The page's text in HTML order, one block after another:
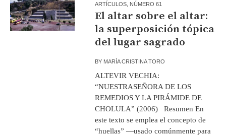
ARTÍCULOS NÚMERO 61
El altar sobre el altar:
la superposición tópica
del lugar sagrado
BY MARÍA CRISTINA TORO
ALTEVIR VECHIA:
“NUESTRASEÑORA DE LOS
REMEDIOS Y LA PIRÁMIDE DE
CHOLULA” (2006) Resumen En
este texto se emplea el concepto de
“huellas” —usado comúnmente para